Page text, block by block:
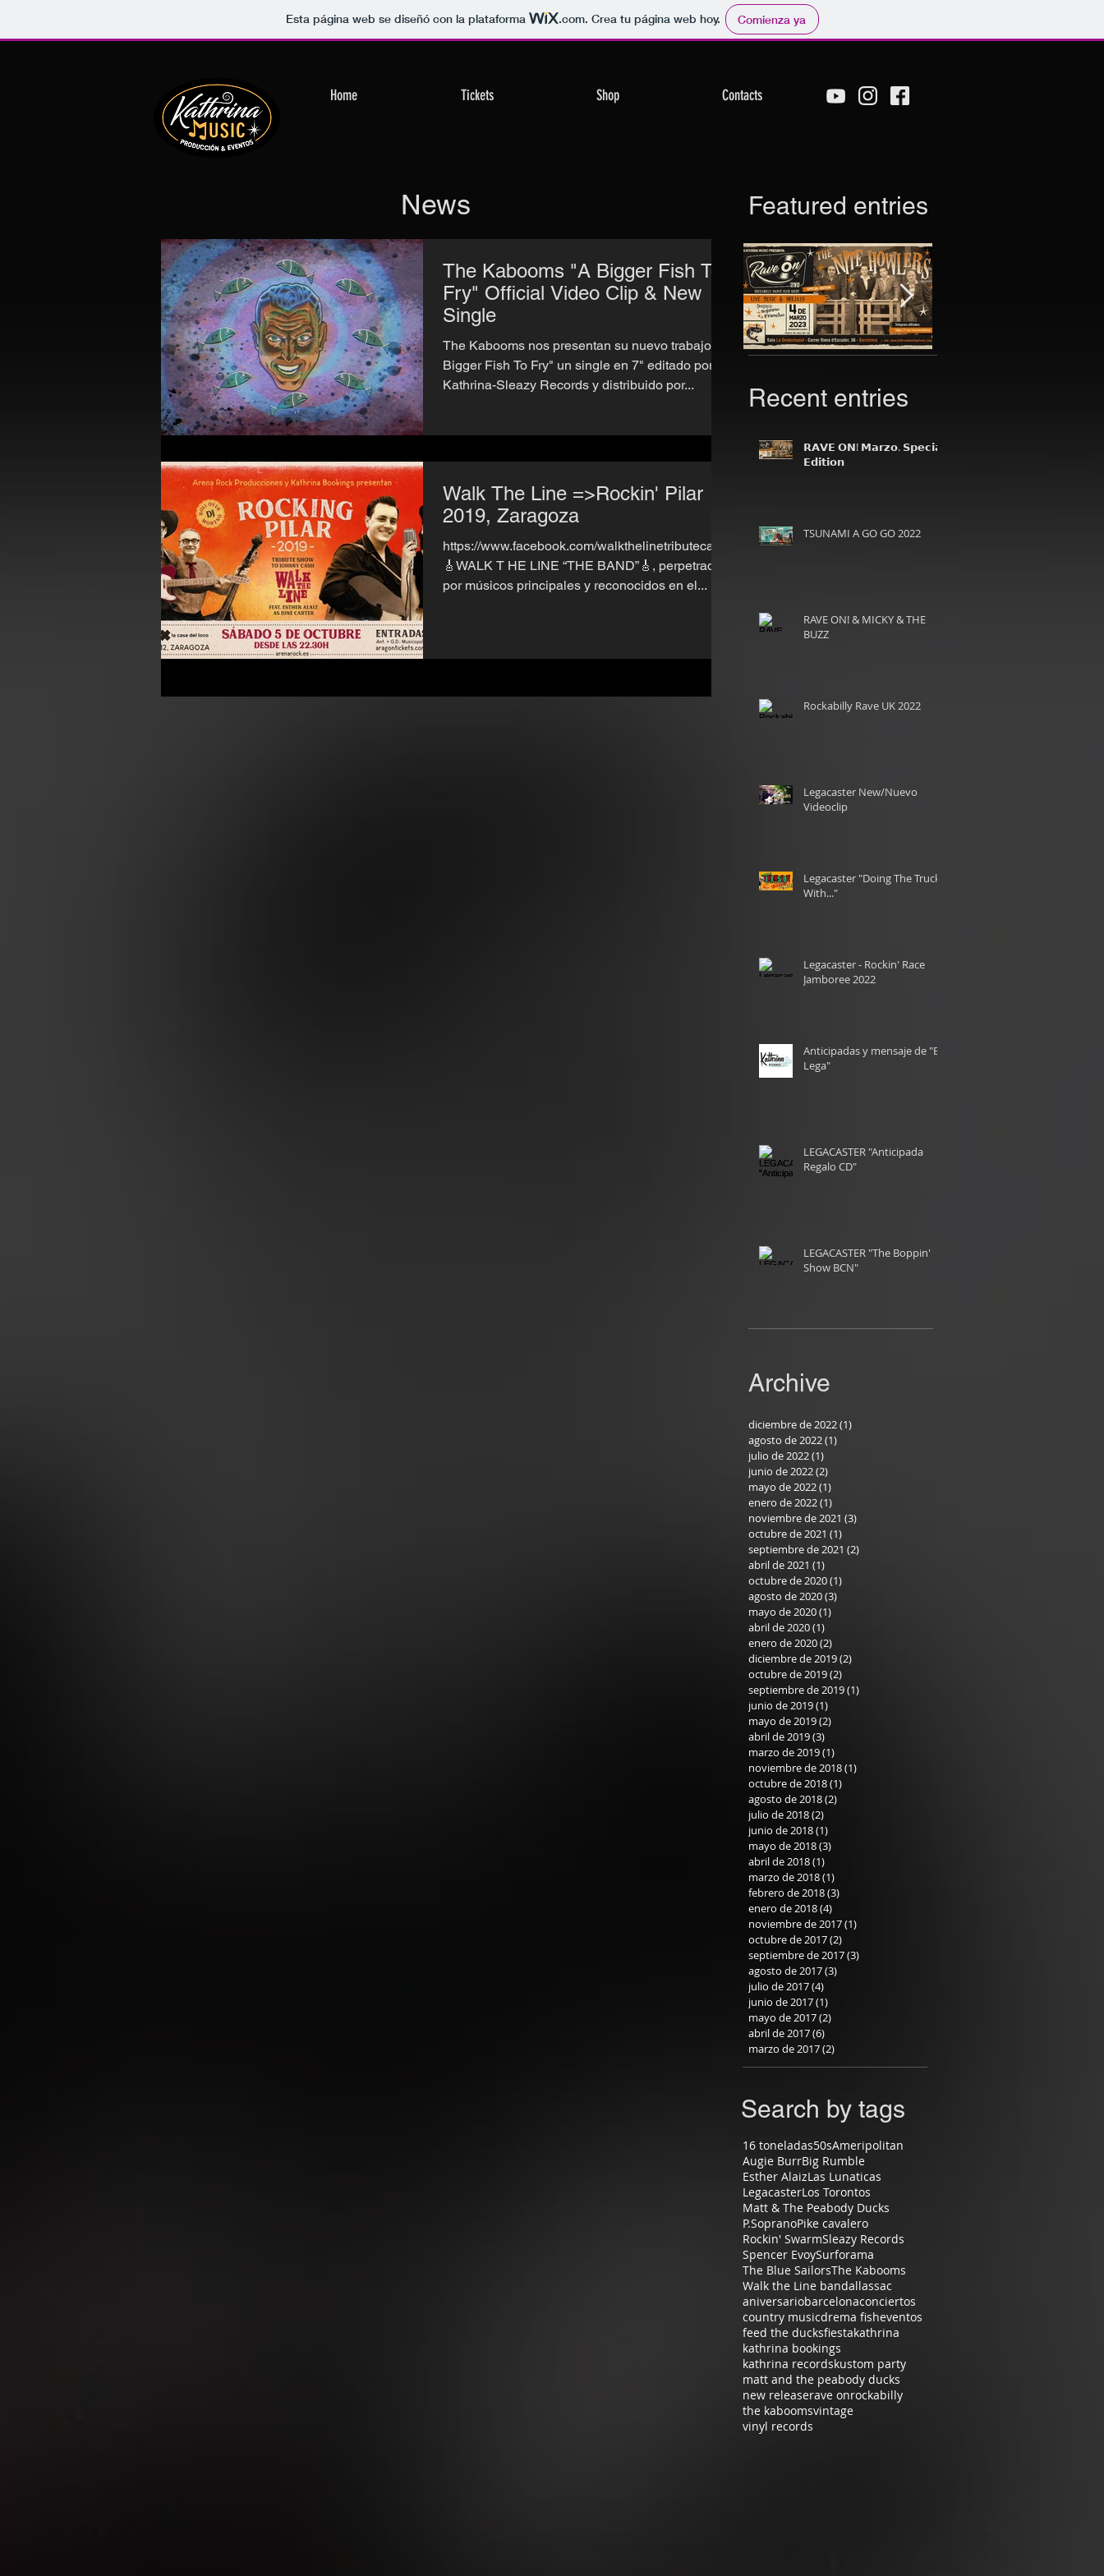
Esta página web se diseñó con la plataforma .com. Crea tu página web hoy. Comienza ya
Home Tickets Shop Contacts
News
The Kabooms "A Bigger Fish To
Fry" Official Video Clip & New
Single
The Kabooms nos presentan su nuevo trabajo "A
Bigger Fish To Fry" un single en 7" editado por
Kathrina-Sleazy Records y distribuido por...
Walk The Line =>Rockin' Pilar
2019, Zaragoza
https://www.facebook.com/walkthelinetributecash/
🎸WALK T HE LINE “THE BAND”🎸, perpetrado
por músicos principales y reconocidos en el...
Featured entries
𝗦𝗽𝗲𝗰𝗶𝗮𝗹 𝗘𝗱𝗶𝘁𝗶𝗼𝗻
Recent entries
𝗥 𝗔𝗩𝗘 𝗢𝗡! 𝗠𝗮𝗿𝘇𝗼. 𝗦𝗽𝗲𝗰𝗶𝗮𝗹
𝗘𝗱𝗶𝘁𝗶𝗼𝗻
TSUNAMI A GO GO 2022
RAVE ON! & MICKY & THE
BUZZ
Rockabilly Rave UK 2022
Legacaster New/Nuevo
Videoclip
Legacaster "Doing The Truck
With..."
Legacaster - Rockin' Race
Jamboree 2022
Anticipadas y mensaje de "El
Lega"
LEGACASTER "Anticipada
Regalo CD"
LEGACASTER "The Boppin'
Show BCN"
Archive
diciembre de 2022(1)
agosto de 2022(1)
julio de 2022(1)
junio de 2022(2)
mayo de 2022(1)
enero de 2022(1)
noviembre de 2021 (3)
octubre de 2021 (1)
septiembre de 2021 (2)
abril de 2021 (1)
octubre de 2020(1)
agosto de 2020(3)
mayo de 2020(1)
abril de 2020(1)
enero de 2020(2)
diciembre de 2019(2)
octubre de 2019(2)
septiembre de 2019(1)
junio de 2019(1)
mayo de 2019(2)
abril de 2019(3)
marzo de 2019(1)
noviembre de 2018(1)
octubre de 2018(1)
agosto de 2018(2)
julio de 2018(2)
junio de 2018(1)
mayo de 2018(3)
abril de 2018(1)
marzo de 2018(1)
febrero de 2018(3)
enero de 2018(4)
noviembre de 2017(1)
octubre de 2017(2)
septiembre de 2017(3)
agosto de 2017(3)
julio de 2017(4)
junio de 2017(1)
mayo de 2017(2)
abril de 2017(6)
marzo de 2017(2)
Search by tags
16 toneladas50sAmeripolitan
Augie BurrBig Rumble
Esther AlaizLas Lunaticas
LegacasterLos Torontos
Matt & The Peabody Ducks
P.SopranoPike cavalero
Rockin' SwarmSleazy Records
Spencer EvoySurforama
The Blue SailorsThe Kabooms
Walk the Line bandallassac
aniversariobarcelonaconciertos
country musicdrema fisheventos
feed the ducksfiestakathrina
kathrina bookings
kathrina recordskustom party
matt and the peabody ducks
new releaserave onrockabilly
the kaboomsvintage
vinyl records